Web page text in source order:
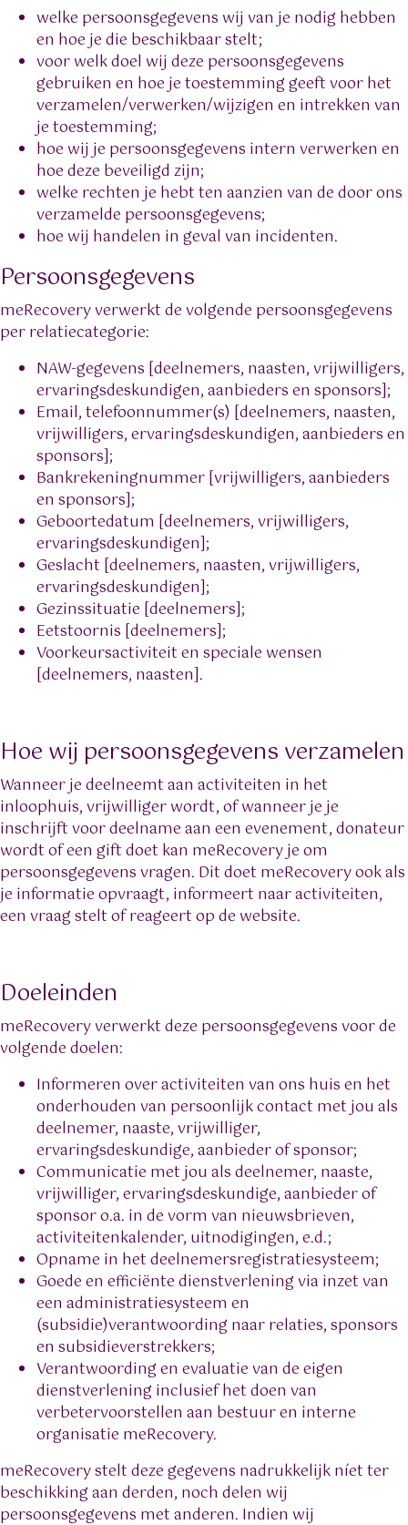
welke persoonsgegevens wij van je nodig hebben
en hoe je die beschikbaar stelt;
voor welk doel wij deze persoonsgegevens
gebruiken en hoe je toestemming geeft voor het
verzamelen/verwerken/wijzigen en intrekken van
je toestemming;
hoe wij je persoonsgegevens intern verwerken en
hoe deze beveiligd zijn;
welke rechten je hebt ten aanzien van de door ons
verzamelde persoonsgegevens;
hoe wij handelen in geval van incidenten.
Persoonsgegevens
meRecovery verwerkt de volgende persoonsgegevens
per relatiecategorie:
NAW-gegevens [deelnemers, naasten, vrijwilligers,
ervaringsdeskundigen, aanbieders en sponsors];
Email, telefoonnummer(s) [deelnemers, naasten,
vrijwilligers, ervaringsdeskundigen, aanbieders en
sponsors];
Bankrekeningnummer [vrijwilligers, aanbieders
en sponsors];
Geboortedatum [deelnemers, vrijwilligers,
ervaringsdeskundigen];
Geslacht [deelnemers, naasten, vrijwilligers,
ervaringsdeskundigen];
Gezinssituatie [deelnemers];
Eetstoornis [deelnemers];
Voorkeursactiviteit en speciale wensen
[deelnemers, naasten].
Hoe wij persoonsgegevens verzamelen
Wanneer je deelneemt aan activiteiten in het
inloophuis, vrijwilliger wordt, of wanneer je je
inschrijft voor deelname aan een evenement, donateur
wordt of een gift doet kan meRecovery je om
persoonsgegevens vragen. Dit doet meRecovery ook als
je informatie opvraagt, informeert naar activiteiten,
een vraag stelt of reageert op de website.
Doeleinden
meRecovery verwerkt deze persoonsgegevens voor de
volgende doelen:
Informeren over activiteiten van ons huis en het
onderhouden van persoonlijk contact met jou als
deelnemer, naaste, vrijwilliger,
ervaringsdeskundige, aanbieder of sponsor;
Communicatie met jou als deelnemer, naaste,
vrijwilliger, ervaringsdeskundige, aanbieder of
sponsor o.a. in de vorm van nieuwsbrieven,
activiteitenkalender, uitnodigingen, e.d.;
Opname in het deelnemersregistratiesysteem;
Goede en efficiënte dienstverlening via inzet van
een administratiesysteem en
(subsidie)verantwoording naar relaties, sponsors
en subsidieverstrekkers;
Verantwoording en evaluatie van de eigen
dienstverlening inclusief het doen van
verbetervoorstellen aan bestuur en interne
organisatie meRecovery.
meRecovery stelt deze gegevens nadrukkelijk níet ter
beschikking aan derden, noch delen wij
persoonsgegevens met anderen. Indien wij